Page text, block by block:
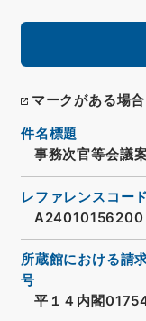
マークがある場
件名標題
事務次官等会議
レファレンスコード
A24010156200
所蔵館における請
号
平１４内閣